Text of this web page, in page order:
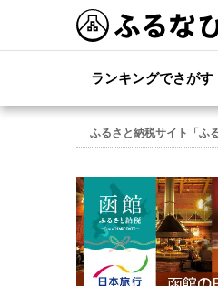
ランキングでさがす
ふるさと納税サイト「ふ